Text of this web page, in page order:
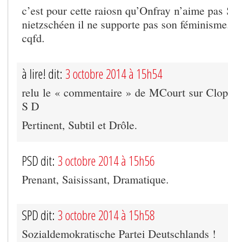
c’est pour cette raiosn qu’Onfray n’aime
nietzschéen il ne supporte pas son
cqfd.
à lire! dit: 3 octobre 2014 à 15h54
relu le « commentaire » de MCourt sur
S D
Pertinent, Subtil et Drôle.
PSD dit: 3 octobre 2014 à 15h56
Prenant, Saisissant, Dramatique.
SPD dit: 3 octobre 2014 à 15h58
Sozialdemokratische Partei Deutschlands !